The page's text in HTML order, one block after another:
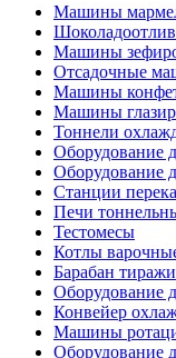
Машины
Машины
Отсадочные
Машины
Машины
Тоннели
Оборудование
Оборудование
Станции
Печи
Тестомесы
Котлы
Барабан
Оборудование
Конвейер
Машины
Оборудование